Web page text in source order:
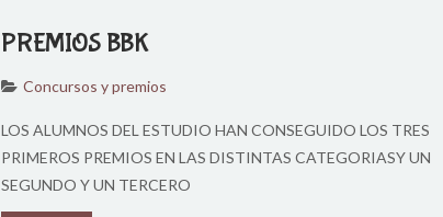
PREMIOS BBK
Concursos y premios
LOS ALUMNOS DEL ESTUDIO HAN CONSEGUIDO LOS TRES
PRIMEROS PREMIOS EN LAS DISTINTAS CATEGORIASY UN
SEGUNDO Y UN TERCERO